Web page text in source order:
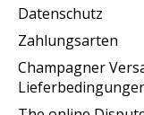
Datenschutz
Zahlungsarten
Champagner